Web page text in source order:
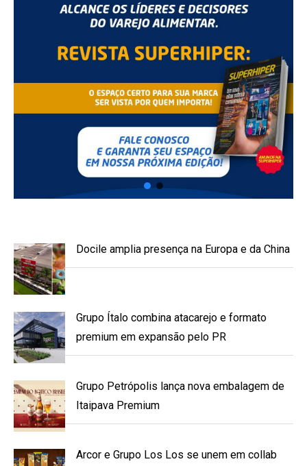
Docile amplia presença na Europa e da China
Grupo Ítalo combina atacarejo e formato
premium em expansão pelo PR
Grupo Petrópolis lança nova embalagem de
Itaipava Premium
Arcor e Grupo Los Los se unem em collab